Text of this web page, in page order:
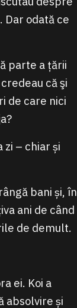
odată ce
parte a țării
că şi
de care nici
zi – chiar și
bani și, în
ani de când
de demult.
ei. Koi a
absolvire și